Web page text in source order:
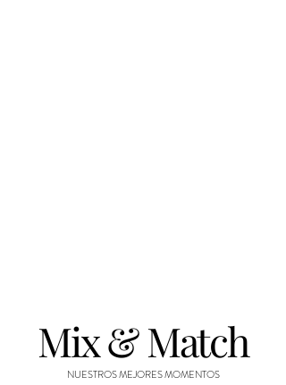
Mix & Match
NUESTROS MEJORES MOMENTOS